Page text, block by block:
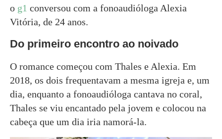
o g1 conversou com a fonoaudióloga Alexia
Vitória, de 24 anos.
Do primeiro encontro ao noivado
O romance começou com Thales e Alexia. Em
2018, os dois frequentavam a mesma igreja e, um
dia, enquanto a fonoaudióloga cantava no coral,
Thales se viu encantado pela jovem e colocou na
cabeça que um dia iria namorá-la.